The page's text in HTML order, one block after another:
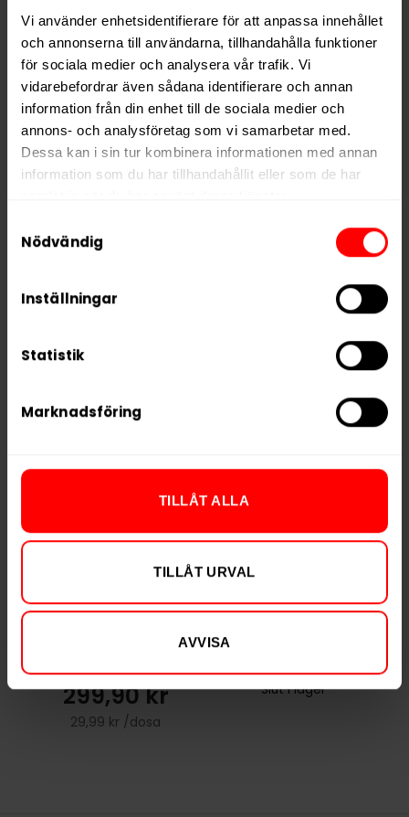
Vi använder enhetsidentifierare för att anpassa innehållet
och annonserna till användarna, tillhandahålla funktioner
för sociala medier och analysera vår trafik. Vi
vidarebefordrar även sådana identifierare och annan
information från din enhet till de sociala medier och
annons- och analysföretag som vi samarbetar med.
Dessa kan i sin tur kombinera informationen med annan
information som du har tillhandahållit eller som de har
We work with
who may receive and
Nödvändig
Inställningar
Statistik
Marknadsföring
TILLÅT ALLA
TILLÅT URVAL
AVVISA
Smak
Frukt
Format
Slim
Styrka
Stark
Nikotin per gram
12,0 mg/g
Nikotin per portion
8,4 mg
Portioner per dosa
Peach Mini
299,90 kr
29,99 kr /dosa
Slut i lager